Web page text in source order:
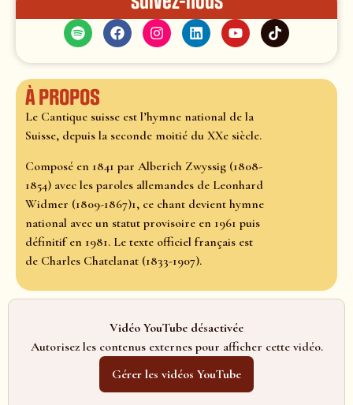
À propos
Le Cantique suisse est l’hymne national de la
Suisse, depuis la seconde moitié du XXe siècle.
Composé en 1841 par Alberich Zwyssig (1808-
1854) avec les paroles allemandes de Leonhard
Widmer (1809-1867)1, ce chant devient hymne
national avec un statut provisoire en 1961 puis
définitif en 1981. Le texte officiel français est
de Charles Chatelanat (1833-1907).
Vidéo YouTube désactivée
Autorisez les contenus externes pour afficher cette vidéo.
Gérer les vidéos YouTube